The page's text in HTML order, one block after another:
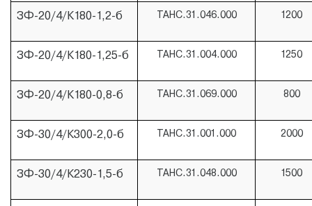
ЗФ-20/4/К180-1,2-б ТАНС.31.046.000 1200
ЗФ-20/4/К180-1,25-б ТАНС.31.004.000 1250
ЗФ-20/4/К180-0,8-б ТАНС.31.069.000 800
ЗФ-30/4/К300-2,0-б ТАНС.31.001.000 2000
ЗФ-30/4/К230-1,5-б ТАНС.31.048.000 1500